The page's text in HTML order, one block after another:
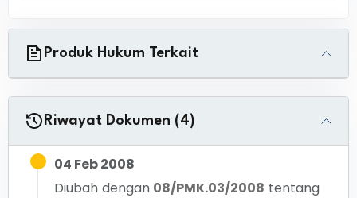
Produk Hukum Terkait
Riwayat Dokumen (4)
04 Feb 2008
Diubah dengan 08/PMK.03/2008 tentang